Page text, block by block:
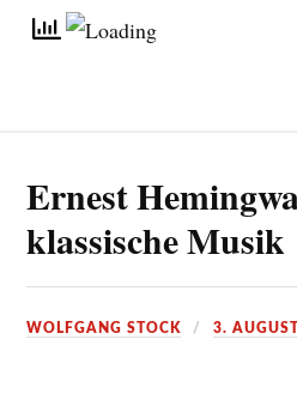
Ernest
klassische Musik
WOLFGANG STOCK 3.